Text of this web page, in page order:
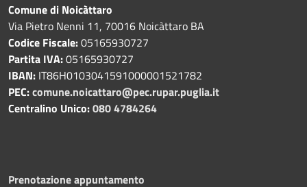
Comune di Noicàttaro
Via Pietro Nenni 11, 70016 Noicàttaro BA
Codice Fiscale:05165930727
Partita IVA:05165930727
IBAN: IT86H0103041591000001521782
PEC:comune.noicattaro@pec.rupar.puglia.it
Centralino Unico:080 4784264
Prenotazione appuntamento